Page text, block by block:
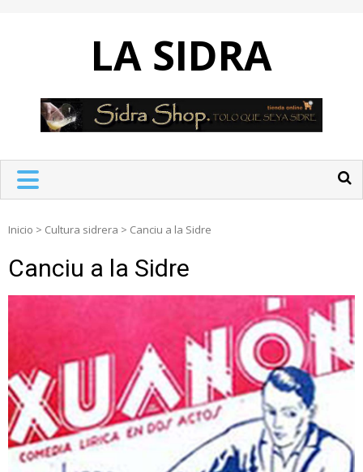
LA SIDRA
Inicio > Cultura sidrera > Canciu a la Sidre
Canciu a la Sidre